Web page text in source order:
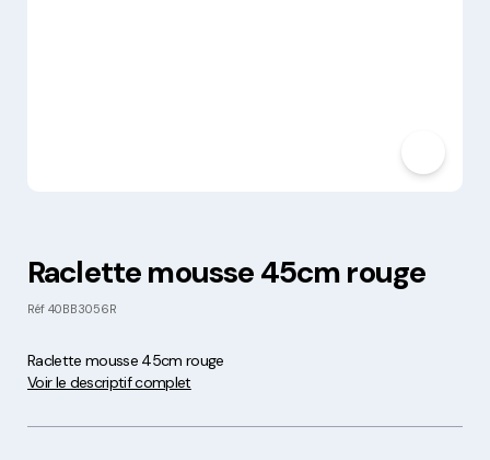
Raclette mousse 45cm rouge
Réf 40BB3056R
Raclette mousse 45cm rouge
Voir le descriptif complet